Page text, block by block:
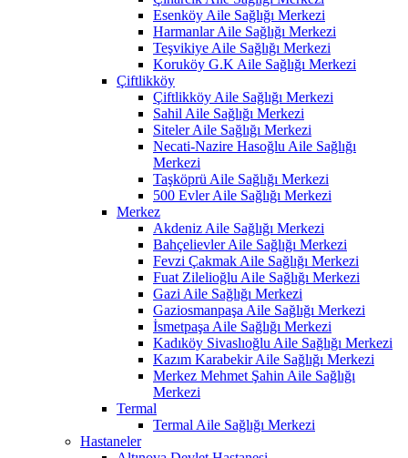
Esenköy Aile Sağlığı Merkezi
Harmanlar Aile Sağlığı Merkezi
Teşvikiye Aile Sağlığı Merkezi
Koruköy G.K Aile Sağlığı Merkezi
Çiftlikköy
Çiftlikköy Aile Sağlığı Merkezi
Sahil Aile Sağlığı Merkezi
Siteler Aile Sağlığı Merkezi
Necati-Nazire Hasoğlu Aile Sağlığı
Merkezi
Taşköprü Aile Sağlığı Merkezi
500 Evler Aile Sağlığı Merkezi
Merkez
Akdeniz Aile Sağlığı Merkezi
Bahçelievler Aile Sağlığı Merkezi
Fevzi Çakmak Aile Sağlığı Merkezi
Fuat Zilelioğlu Aile Sağlığı Merkezi
Gazi Aile Sağlığı Merkezi
Gaziosmanpaşa Aile Sağlığı Merkezi
İsmetpaşa Aile Sağlığı Merkezi
Kadıköy Sivaslıoğlu Aile Sağlığı Merkezi
Kazım Karabekir Aile Sağlığı Merkezi
Merkez Mehmet Şahin Aile Sağlığı
Merkezi
Termal
Termal Aile Sağlığı Merkezi
Hastaneler